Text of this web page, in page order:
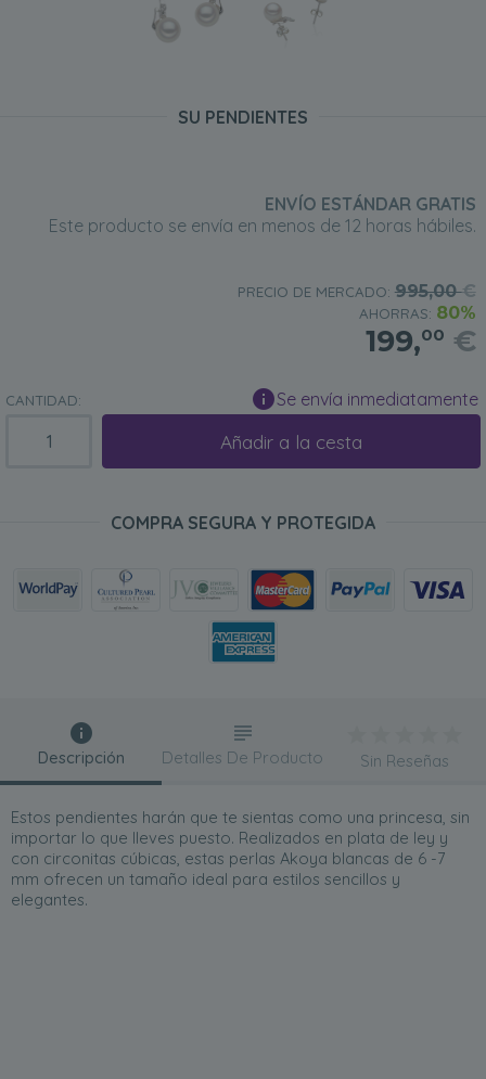
SU PENDIENTES
ENVÍO ESTÁNDAR GRATIS
Este producto se envía en menos de 12 horas hábiles.
PRECIO DE MERCADO: 995,00€
AHORRAS: 80%
199,00 €
CANTIDAD: Se envía inmediatamente
Añadir a la cesta
COMPRA SEGURA Y PROTEGIDA
Descripción
Estos pendientes harán que te sientas como una princesa, sin
importar lo que lleves puesto. Realizados en plata de ley y
con circonitas cúbicas, estas perlas Akoya blancas de 6 -7
mm ofrecen un tamaño ideal para estilos sencillos y
elegantes.
Detalles De Producto Sin Reseñas